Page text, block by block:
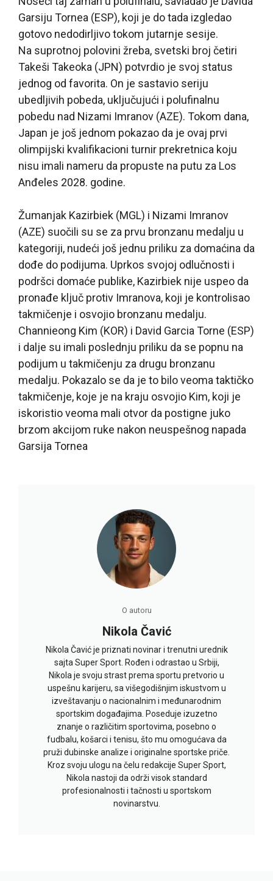
Garsiju Tornea (ESP), koji je do tada izgledao
gotovo nedodirljivo tokom jutarnje sesije.
Na suprotnoj polovini žreba, svetski broj četiri
Takeši Takeoka (JPN) potvrdio je svoj status
jednog od favorita. On je sastavio seriju
ubedljivih pobeda, uključujući i polufinalnu
pobedu nad Nizami Imranov (AZE). Tokom dana,
Japan je još jednom pokazao da je ovaj prvi
olimpijski kvalifikacioni turnir prekretnica koju
nisu imali nameru da propuste na putu za Los
Anđeles 2028. godine.
Žumanjak Kazirbiek (MGL) i Nizami Imranov
(AZE) suočili su se za prvu bronzanu medalju u
kategoriji, nudeći još jednu priliku za domaćina da
dođe do podijuma. Uprkos svojoj odlučnosti i
podršci domaće publike, Kazirbiek nije uspeo da
pronađe ključ protiv Imranova, koji je kontrolisao
takmičenje i osvojio bronzanu medalju.
Channieong Kim (KOR) i David Garcia Torne (ESP)
i dalje su imali poslednju priliku da se popnu na
podijum u takmičenju za drugu bronzanu
medalju. Pokazalo se da je to bilo veoma taktičko
takmičenje, koje je na kraju osvojio Kim, koji je
iskoristio veoma mali otvor da postigne juko
brzom akcijom ruke nakon neuspešnog napada
Garsija Tornea
O autoru
Nikola Čavić
Nikola Čavić je priznati novinar i trenutni urednik
sajta Super Sport. Rođen i odrastao u Srbiji,
Nikola je svoju strast prema sportu pretvorio u
uspešnu karijeru, sa višegodišnjim iskustvom u
izveštavanju o nacionalnim i međunarodnim
sportskim događajima. Poseduje izuzetno
znanje o različitim sportovima, posebno o
fudbalu, košarci i tenisu, što mu omogućava da
pruži dubinske analize i originalne sportske priče.
Kroz svoju ulogu na čelu redakcije Super Sport,
Nikola nastoji da održi visok standard
profesionalnosti i tačnosti u sportskom
novinarstvu.